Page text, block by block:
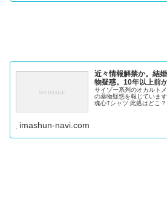
近々情報解禁か。結
物疑惑。10年以上前
サイゾー系列のオカルト
の薬物疑惑を報じていま
魂心Tシャツ 此処はどこ
imashun-navi.com